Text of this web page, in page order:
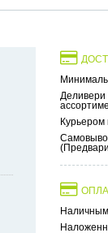
Деливери
Курьером